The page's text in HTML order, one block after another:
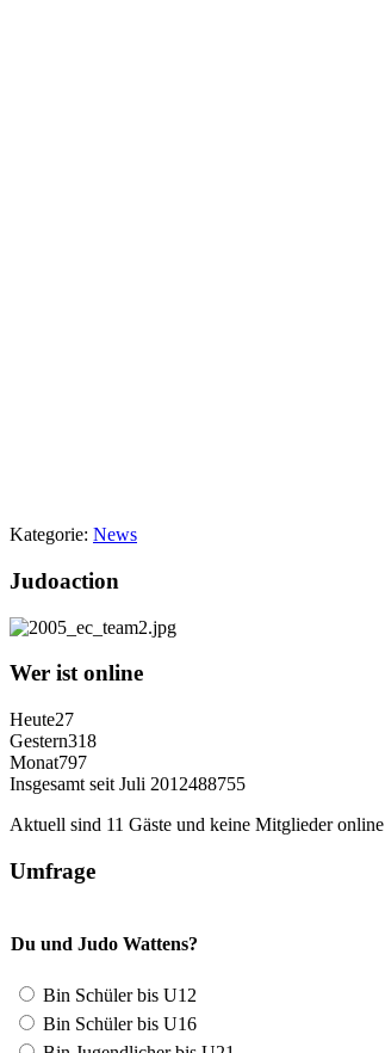
Kategorie: News
Judoaction
Wer ist online
Heute27
Gestern318
Monat797
Insgesamt seit Juli 2012488755
Aktuell sind 11 Gäste und keine Mitglieder online
Umfrage
Du und Judo Wattens?
Bin Schüler bis U12
Bin Schüler bis U16